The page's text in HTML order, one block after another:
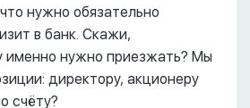
нужно обязательно
в банк. Скажи,
именно нужно приезжать? Мы
директору, акционеру
счёту?